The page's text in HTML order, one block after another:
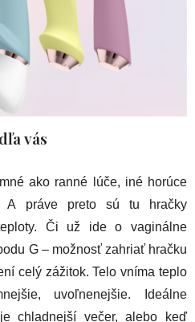
vás
ako ranné lúče, iné horúce
A práve preto sú tu hračky
Či už ide o vaginálne
G – možnosť zahriať hračku
celý zážitok. Telo vníma teplo
uvoľnenejšie. Ideálne
chladnejší večer, alebo keď